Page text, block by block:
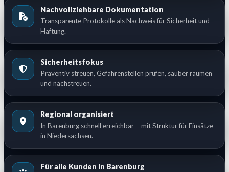
Nachvollziehbare Dokumentation
Transparente Protokolle als Nachweis für Sicherheit und
Haftung.
Sicherheitsfokus
Präventiv streuen, Gefahrenstellen prüfen, sauber räumen
und nachstreuen.
Regional organisiert
In Barenburg schnell erreichbar – mit Struktur für Einsätze
in Niedersachsen.
Für alle Kunden in Barenburg